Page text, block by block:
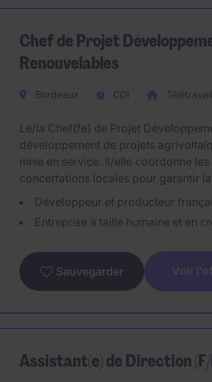
Chef de Projet
Renouvelables
Bordeaux CDI
Le/la Chef(fe) de Projet
développement de projets
mise en service. Il/elle coordonne
concertations locales pour garantir
Développeur et producteur
Entreprise à taille humaine et en
Sauvegarder Voir
Assistant(e) de Direction